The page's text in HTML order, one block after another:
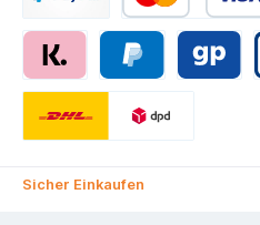
Sicher Einkaufen